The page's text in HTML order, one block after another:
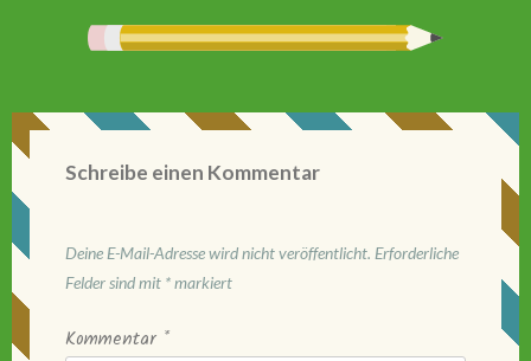
Schreibe einen Kommentar
Deine E-Mail-Adresse wird nicht veröffentlicht. Erforderliche
Felder sind mit *markiert
Kommentar *